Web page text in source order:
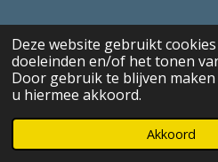
Deze website gebruikt
doeleinden en/of het tonen
Door gebruik te blijven
u hiermee akkoord.
Akkoord